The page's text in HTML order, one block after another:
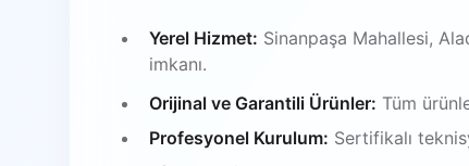
Yerel Hizmet: Sinanpaşa Mahallesi,
imkanı.
Orijinal ve Garantili Ürünler: Tüm
Profesyonel Kurulum: Sertifikalı